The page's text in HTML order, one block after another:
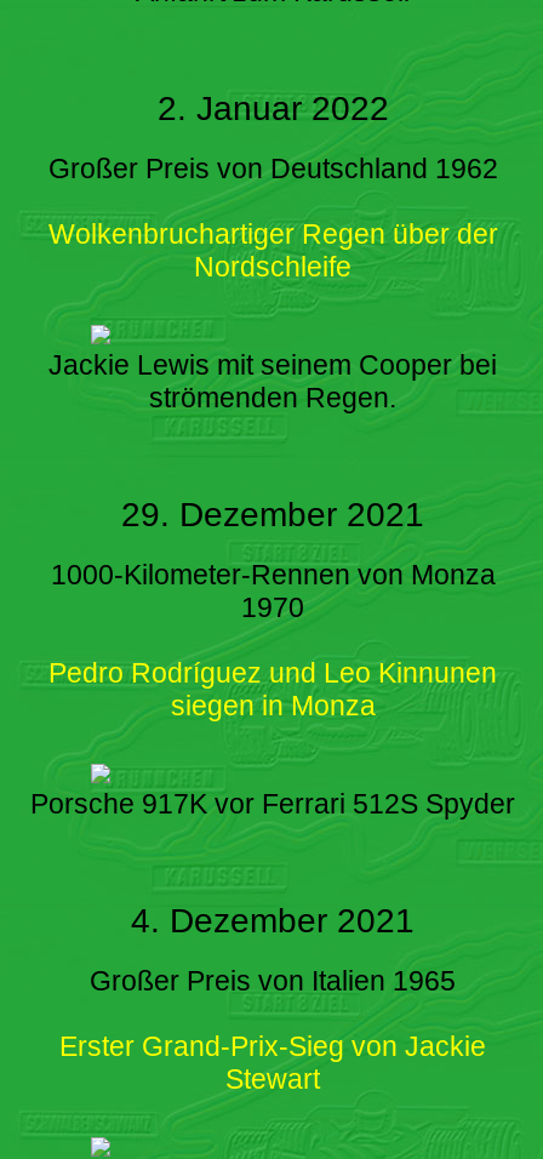
2. Januar 2022
Großer Preis von Deutschland 1962
Wolkenbruchartiger Regen über der
Nordschleife
Jackie Lewis mit seinem Cooper bei
strömenden Regen.
29. Dezember 2021
1000-Kilometer-Rennen von Monza
1970
Pedro Rodríguez und Leo Kinnunen
siegen in Monza
Porsche 917K vor Ferrari 512S Spyder
4. Dezember 2021
Großer Preis von Italien 1965
Erster Grand-Prix-Sieg von Jackie
Stewart